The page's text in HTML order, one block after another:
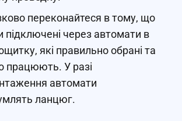
переконайтеся в тому, що
підключені через автомати в
які правильно обрані та
працюють. У разі
автомати
ланцюг.